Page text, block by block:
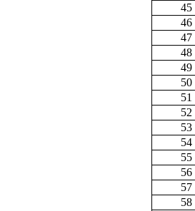
45
46
47
48
49
50
51
52
53
54
55
56
57
58